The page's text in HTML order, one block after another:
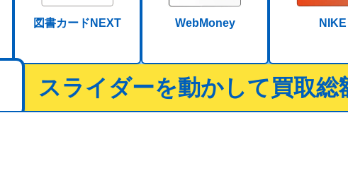
図書カードNEXT WebMoney NIKE
スライダーを動かして買取総